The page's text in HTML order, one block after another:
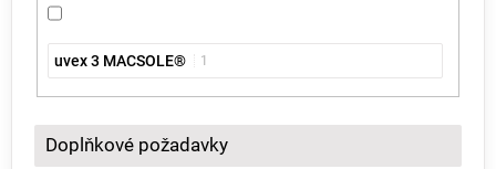
uvex 3 MACSOLE® 1
Doplňkové požadavky